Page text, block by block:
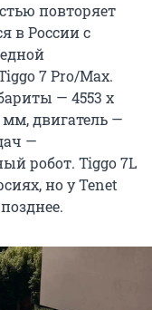
повторяет
в России с
7 Pro/Max.
— 4553 х
мм, двигатель —
—
робот. Tiggo 7L
но у Tenet